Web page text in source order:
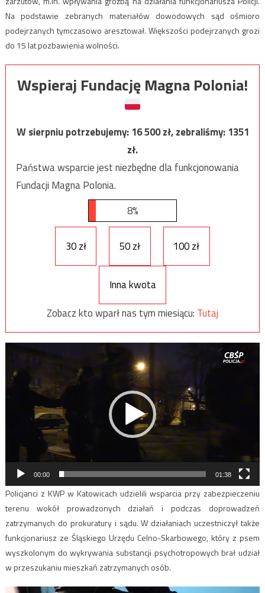
Na podstawie zebranych materiałów dowodowych sąd ośmioro
podejrzanych tymczasowo aresztował. Większości podejrzanych grozi
do 15 lat pozbawienia wolności.
Wspieraj Fundację Magna Polonia!
W sierpniu potrzebujemy:16 500zł, zebraliśmy:1351
zł.
Państwa wsparcie jest niezbędne dla funkcjonowania
Fundacji Magna Polonia.
8%
30 zł 50 zł 100 zł
Inna kwota
Zobacz kto wparł nas tym miesiącu: Tutaj
Odtwarzacz
00:00 01:38
Policjanci z KWP w Katowicach udzielili wsparcia przy zabezpieczeniu
terenu wokół prowadzonych działań i podczas doprowadzeń
zatrzymanych do prokuratury i sądu. W działaniach uczestniczył także
funkcjonariusz ze Śląskiego Urzędu Celno-Skarbowego, który z psem
wyszkolonym do wykrywania substancji psychotropowych brał udział
w przeszukaniu mieszkań zatrzymanych osób.